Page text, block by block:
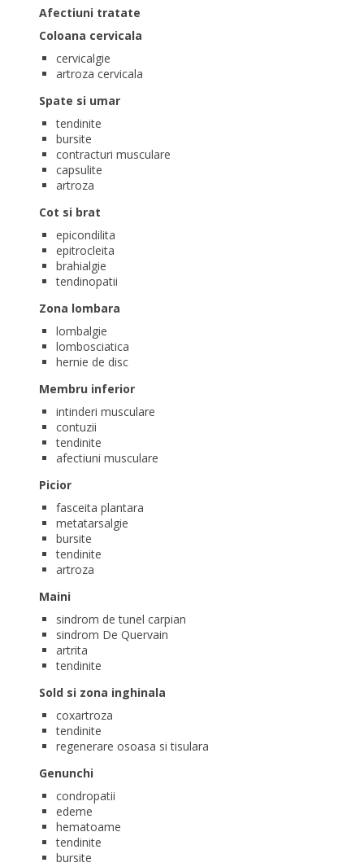
Afectiuni tratate
Coloana cervicala
cervicalgie
artroza cervicala
Spate si umar
tendinite
bursite
contracturi musculare
capsulite
artroza
Cot si brat
epicondilita
epitrocleita
brahialgie
tendinopatii
Zona lombara
lombalgie
lombosciatica
hernie de disc
Membru inferior
intinderi musculare
contuzii
tendinite
afectiuni musculare
Picior
fasceita plantara
metatarsalgie
bursite
tendinite
artroza
Maini
sindrom de tunel carpian
sindrom De Quervain
artrita
tendinite
Sold si zona inghinala
coxartroza
tendinite
regenerare osoasa si tisulara
Genunchi
condropatii
edeme
hematoame
tendinite
bursite